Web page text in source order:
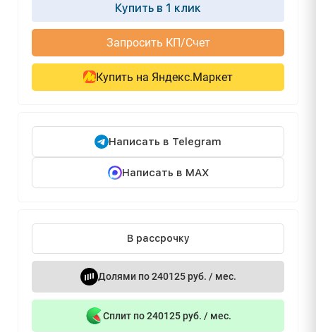
Купить в 1 клик
Запросить КП/Счет
Купить на Яндекс.Маркет
Написать в Telegram
Написать в MAX
В рассрочку
Долями по 240125 руб. / мес.
Сплит по 240125 руб. / мес.